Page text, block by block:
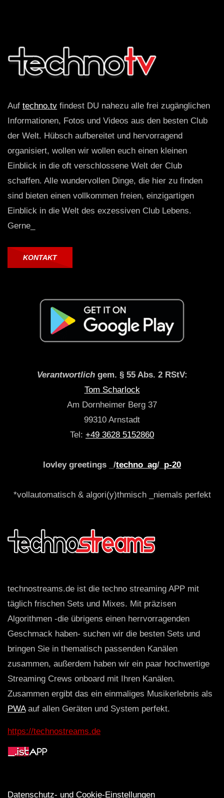
Auf techno.tv findest DU nahezu alle frei zugänglichen
Informationen, Fotos und Videos aus den besten Club
der Welt. Hübsch aufbereitet und hervorragend
organisiert, wollen wir wollen euch einen kleinen
Einblick in die oft verschlossene Welt der Club
schaffen. Alle wundervollen Dinge, die hier zu finden
sind bieten einen vollkommen freien, einzigartigen
Einblick in die Welt des exzessiven Club Lebens.
Gerne_
KONTAKT
Verantwortlichgem. § 55 Abs. 2 RStV:
Tom Scharlock
Am Dornheimer Berg 37
99310 Arnstadt
Tel: +49 3628 5152860
lovley greetings _/techno_ag/_ p-20
*vollautomatisch & algori(y)thmisch _niemals perfekt
technostreams.de ist die techno streaming APP mit
täglich frischen Sets und Mixes. Mit präzisen
Algorithmen -die übrigens einen herrvorragenden
Geschmack haben- suchen wir die besten Sets und
bringen Sie in thematisch passenden Kanälen
zusammen, außerdem haben wir ein paar hochwertige
Streaming Crews onboard mit Ihren Kanälen.
Zusammen ergibt das ein einmaliges Musikerlebnis als
PWAauf allen Geräten und System perfekt.
https://technostreams.de
Datenschutz- und Cookie-Einstellungen